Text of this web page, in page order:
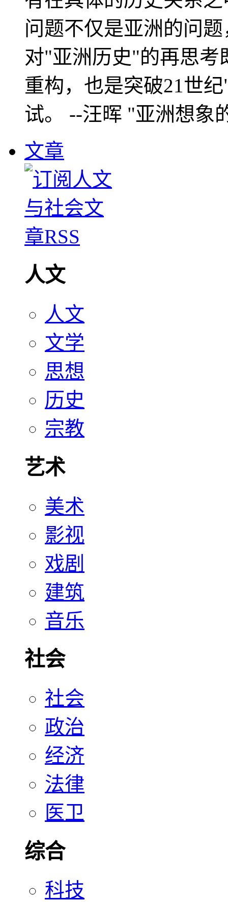
问题不仅是亚洲的问
对"亚洲历史"的再思考
重构，也是突破21世
试。 --汪晖 "亚洲想象
文章
人文
人文
文学
思想
历史
宗教
艺术
美术
影视
戏剧
建筑
音乐
社会
社会
政治
经济
法律
医卫
综合
科技